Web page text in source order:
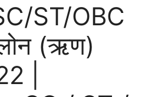
ST/OBC
लोन (ऋण)
|